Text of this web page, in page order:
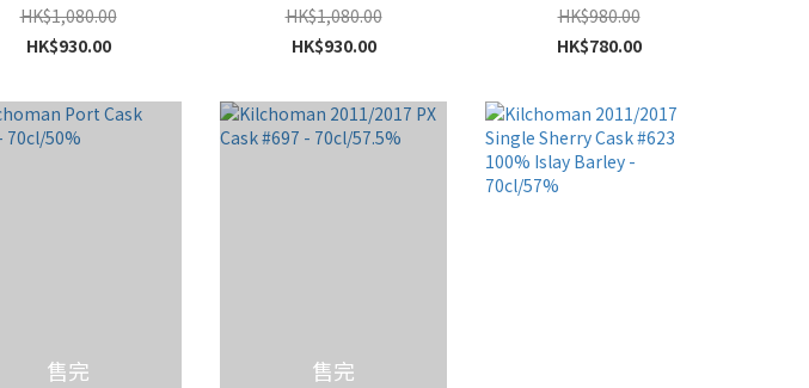
HK$1,080.00
HK$930.00
HK$1,080.00
HK$930.00
HK$980.00
HK$780.00
售完 售完